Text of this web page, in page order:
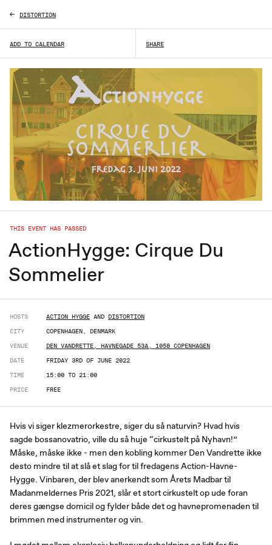
ADD TO CALENDAR SHARE
THIS EVENT HAS PASSED
ActionHygge: Cirque Du
Sommelier
HOSTS ACTION HYGGE AND DISTORTION
CITY
COPENHAGEN, DENMARK
VENUE
DEN VANDRETTE, HAVNEGADE 53A, 1058 COPENHAGEN
DATE
FRIDAY 3RD OF JUNE 2022
TIME
15:00 TO 21:00
PRICE
FREE
Hvis vi siger klezmerorkestre, siger du så naturvin? Hvad hvis
sagde bossanovatrio, ville du så huje “cirkustelt på Nyhavn!”
Måske, måske ikke - men den kobling kommer Den Vandrette ikke
desto mindre til at slå et slag for til fredagens Action-Havne-
Hygge. Vinbaren, der blev anerkendt som Årets Madbar til
Madanmeldernes Pris 2021, slår et stort cirkustelt op ude foran
deres gængse domicil og fylder både det og havnepromenaden til
brimmen med instrumenter og vin.
DISTORTION